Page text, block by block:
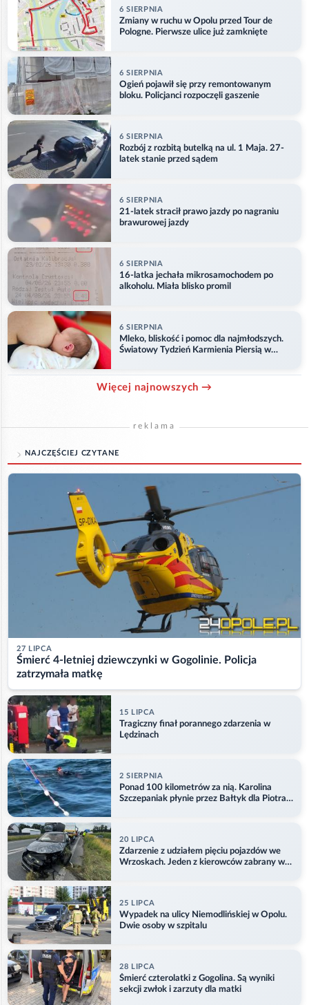
6 SIERPNIA
Zmiany w ruchu w Opolu przed Tour de
Pologne. Pierwsze ulice już zamknięte
6 SIERPNIA
Ogień pojawił się przy remontowanym
bloku. Policjanci rozpoczęli gaszenie
6 SIERPNIA
Rozbój z rozbitą butelką na ul. 1 Maja. 27-
latek stanie przed sądem
6 SIERPNIA
21-latek stracił prawo jazdy po nagraniu
brawurowej jazdy
6 SIERPNIA
16-latka jechała mikrosamochodem po
alkoholu. Miała blisko promil
6 SIERPNIA
Mleko, bliskość i pomoc dla najmłodszych.
Światowy Tydzień Karmienia Piersią w
Więcej najnowszych →
reklama
NAJCZĘŚCIEJ CZYTANE
27 LIPCA
Śmierć 4-letniej dziewczynki w Gogolinie. Policja
zatrzymała matkę
15 LIPCA
Tragiczny finał porannego zdarzenia w
Lędzinach
2 SIERPNIA
Ponad 100 kilometrów za nią. Karolina
Szczepaniak płynie przez Bałtyk dla Piotra.
20 LIPCA
Zdarzenie z udziałem pięciu pojazdów we
Wrzoskach. Jeden z kierowców zabrany w
25 LIPCA
Wypadek na ulicy Niemodlińskiej w Opolu.
Dwie osoby w szpitalu
28 LIPCA
Śmierć czterolatki z Gogolina. Są wyniki
sekcji zwłok i zarzuty dla matki